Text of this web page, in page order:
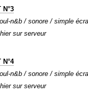
N°3
n&b / sonore / simple
sur serveur
N°4
n&b / sonore / simple
sur serveur